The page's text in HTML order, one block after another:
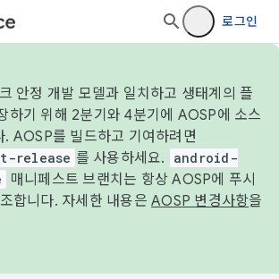
로그인
안정 개발 모델과 일치하고 생태계의 플
하기 위해 2분기와 4분기에 AOSP에 소스
. AOSP를 빌드하고 기여하려면
release 를 사용하세요.
android-
매니페스트 브랜치는 항상 AOSP에 푸시
합니다. 자세한 내용은 AOSP 변경사항을